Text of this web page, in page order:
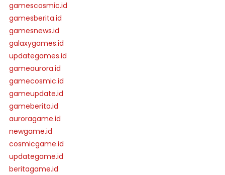
gamescosmic.id
gamesberita.id
gamesnews.id
galaxygames.id
updategames.id
gameaurora.id
gamecosmic.id
gameupdate.id
gameberita.id
auroragame.id
newgame.id
cosmicgame.id
updategame.id
beritagame.id